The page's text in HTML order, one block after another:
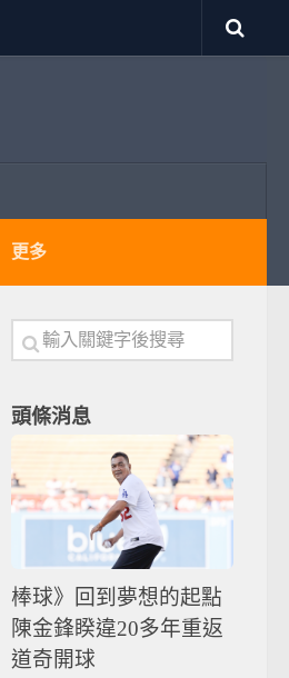
更多
頭條消息
棒球》回到夢想的起點
陳金鋒睽違20多年重返
道奇開球